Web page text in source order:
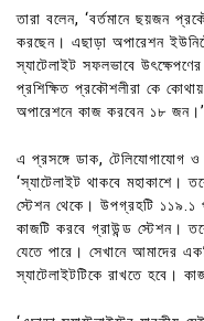
তারা বলেন, ‘বর্তমানে ছয়জন
করছেন। এছাড়া অপারেশন
স্যাটেলাইট সফলভাবে
প্রশিক্ষিত প্রকৌশলীরা কে
অপারেশনে কাজ করবেন ১৮ জন।’
এ প্রসঙ্গে ডাক, টেলিযোগাযোগ
‘স্যাটেলাইট থাকবে মহাকাশে।
স্টেশন থেকে। উপগ্রহটি ১১৯.১
কাজটি করবে গ্রাউন্ড স্টেশন।
যেতে পারে। সেখানে আমাদের
স্যাটেলাইটটিকে রাখতে হবে।